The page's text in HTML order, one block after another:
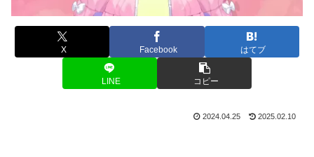
X Facebook はてブ
LINE コピー
2024.04.25 2025.02.10